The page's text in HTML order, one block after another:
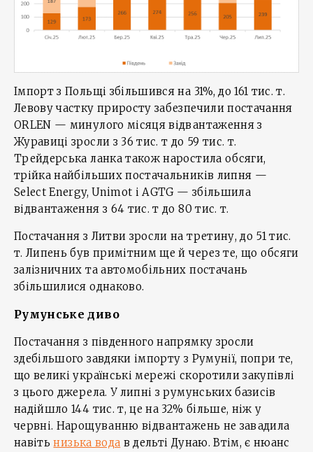
Імпорт з Польщі збільшився на 31%, до 161 тис. т.
Левову частку приросту забезпечили постачання
ORLEN — минулого місяця відвантаження з
Журавиці зросли з 36 тис. т до 59 тис. т.
Трейдерська ланка також наростила обсяги,
трійка найбільших постачальників липня —
Select Energy, Unimot і AGTG — збільшила
відвантаження з 64 тис. т до 80 тис. т.
Постачання з Литви зросли на третину, до 51 тис.
т. Липень був примітним ще й через те, що обсяги
залізничних та автомобільних постачань
збільшилися однаково.
Румунське диво
Постачання з південного напрямку зросли
здебільшого завдяки імпорту з Румунії, попри те,
що великі українські мережі скоротили закупівлі
з цього джерела. У липні з румунських базисів
надійшло 144 тис. т, це на 32% більше, ніж у
червні. Нарощуванню відвантажень не завадила
навітьнизька вода в дельті Дунаю. Втім, є нюанс